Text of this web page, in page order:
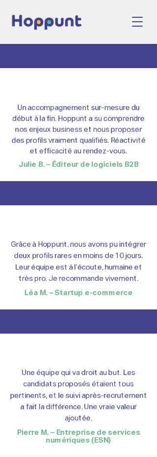
Un accompagnement sur-mesure du
début à la fin. Hoppunt a su comprendre
nos enjeux business et nous proposer
des profils vraiment qualifiés. Réactivité
et efficacité au rendez-vous.
Julie B. – Éditeur de logiciels B2B
Grâce à Hoppunt, nous avons pu intégrer
deux profils rares en moins de 10 jours.
Leur équipe est à l’écoute, humaine et
très pro. Je recommande vivement.
Léa M. – Startup e-commerce
Une équipe qui va droit au but. Les
candidats proposés étaient tous
pertinents, et le suivi après-recrutement
a fait la différence. Une vraie valeur
ajoutée.
Pierre M. – Entreprise de services
numériques (ESN)